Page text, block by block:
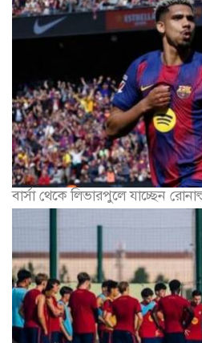
বার্সা থেকে লিভারপুলে যাচ্ছেন